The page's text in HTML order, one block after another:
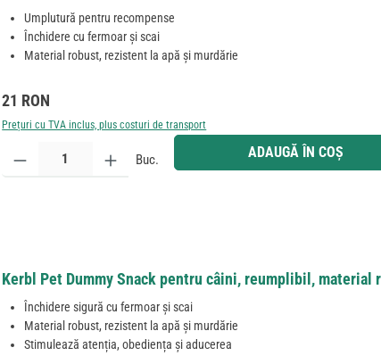
Umplutură pentru recompense
Închidere cu fermoar și scai
Material robust, rezistent la apă și murdărie
Preț obișnuit:
21 RON
Prețuri cu TVA inclus, plus costuri de transport
Cantitate produs: Introduceți cantitatea dorită sau utilizați butoanele pentru
Buc. ADAUGĂ ÎN COȘ
Kerbl Pet Dummy Snack pentru câini, reumplibil, material
Închidere sigură cu fermoar și scai
Material robust, rezistent la apă și murdărie
Stimulează atenția, obediența și aducerea